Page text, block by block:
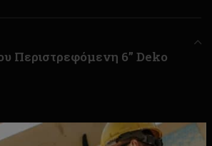
Περιστρεφόμενη 6” Deko